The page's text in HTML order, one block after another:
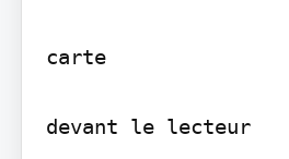
carte
devant le lecteur